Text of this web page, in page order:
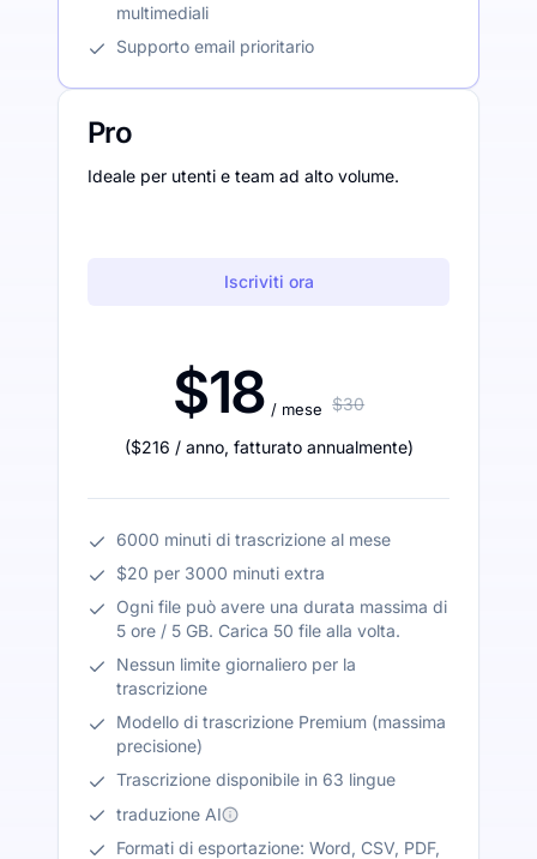
multimediali
Supporto email prioritario
Pro
Ideale per utenti e team ad alto volume.
Iscriviti ora
$18 / mese $30
($216 / anno, fatturato annualmente)
6000 minuti di trascrizione al mese
$20 per 3000 minuti extra
Ogni file può avere una durata massima di
5 ore / 5 GB. Carica 50 file alla volta.
Nessun limite giornaliero per la
trascrizione
Modello di trascrizione Premium (massima
precisione)
Trascrizione disponibile in 63 lingue
traduzione AI
Formati di esportazione: Word, CSV, PDF,